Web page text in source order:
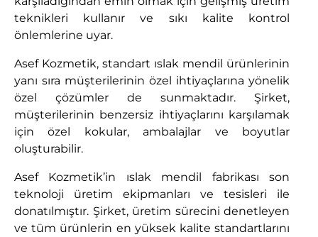
teknikleri kullanır ve sıkı kalite kontrol
önlemlerine uyar.
Asef Kozmetik, standart ıslak mendil ürünlerinin
yanı sıra müşterilerinin özel ihtiyaçlarına yönelik
özel çözümler de sunmaktadır. Şirket,
müşterilerinin benzersiz ihtiyaçlarını karşılamak
için özel kokular, ambalajlar ve boyutlar
oluşturabilir.
Asef Kozmetik’in ıslak mendil fabrikası son
teknoloji üretim ekipmanları ve tesisleri ile
donatılmıştır. Şirket, üretim sürecini denetleyen
ve tüm ürünlerin en yüksek kalite standartlarını